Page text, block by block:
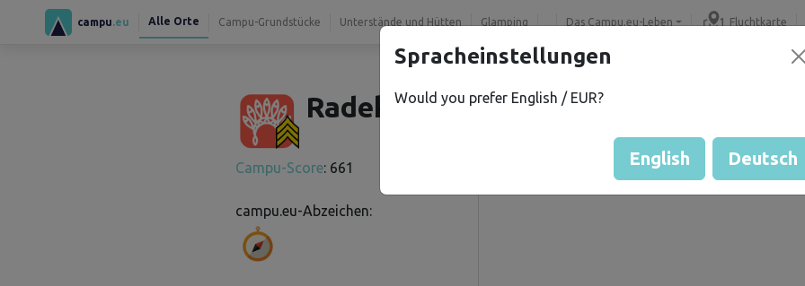
campu .eu Alle Orte Campu-Grundstücke Unterstände und Hütten Glamping Das Campu.eu-Leben Fluchtkarte
Radek Č.
Campu-Score: 661
campu.eu-Abzeichen:
Gästebewertung durch
Bewertung der Grundstücke
Spracheinstellungen
Would you prefer English / EUR?
English Deutsch